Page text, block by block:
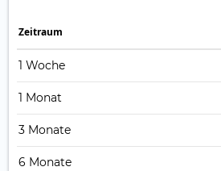
Zeit­raum
1 Woche
1 Monat
3 Monate
6 Monate